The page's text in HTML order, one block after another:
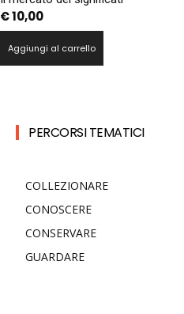
€10,00
Aggiungi al carrello
PERCORSI TEMATICI
COLLEZIONARE
CONOSCERE
CONSERVARE
GUARDARE